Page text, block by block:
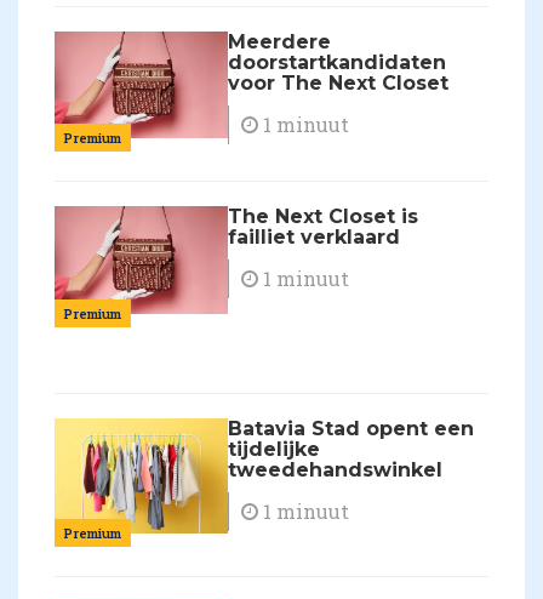
Premium
Meerdere
doorstartkandidaten
voor The Next Closet
1 minuut
Premium
The Next Closet is
failliet verklaard
1 minuut
Premium
Batavia Stad opent een
tijdelijke
tweedehandswinkel
1 minuut